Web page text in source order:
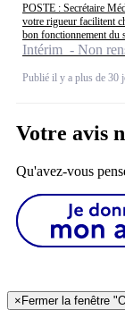
POSTE : Secrétaire
votre rigueur facilitent
bon fonctionnement du
Intérim - Non
Publié il y a plus de 30
Votre avis
Qu'avez-vous
×Fermer la fenêtre